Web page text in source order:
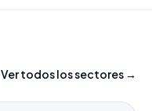
Ver todos los sectores →